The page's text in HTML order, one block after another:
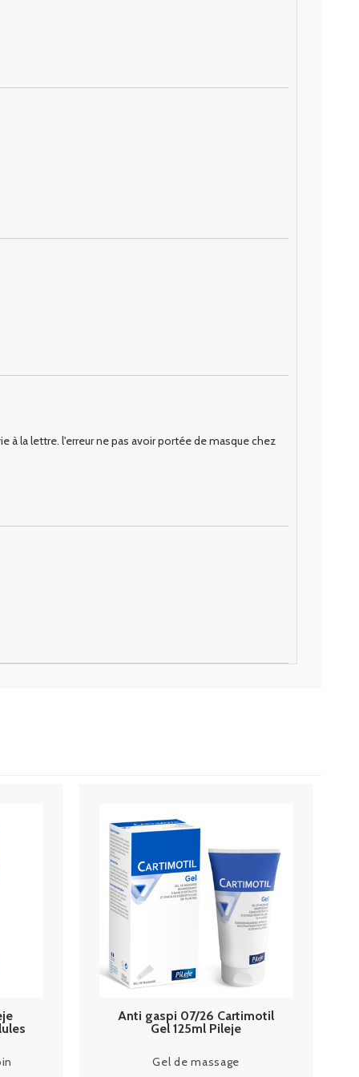
la lettre. l'erreur ne pas avoir portée de masque chez
Anti gaspi 07/26 Cartimotil
Gel 125ml Pileje
Gel de massage